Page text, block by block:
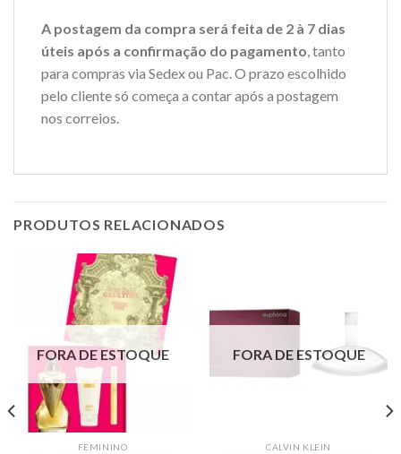
A postagem da compra será feita de 2 à 7 dias
úteis após a confirmação do pagamento , tanto
para compras via Sedex ou Pac. O prazo escolhido
pelo cliente só começa a contar após a postagem
nos correios.
PRODUTOS RELACIONADOS
FORA DE ESTOQUE
FEMININO
FORA DE ESTOQUE
CALVIN KLEIN